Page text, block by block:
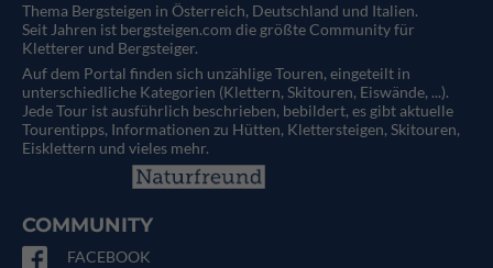
Thema Bergsteigen in Österreich, Deutschland und Italien.
Seit Jahren ist bergsteigen.com die größte Community für
Kletterer und Bergsteiger.
Auf dem Portal finden sich unzählige Touren, eingeteilt in
unterschiedliche Kategorien (Klettern, Skitouren, Eiswände, ...).
Jede Tour ist ausführlich beschrieben, bebildert, es gibt aktuelle
Tourentipps, Informationen zu Hütten, Klettersteigen, Skitouren,
Eisklettern und vieles mehr.
COMMUNITY
FACEBOOK